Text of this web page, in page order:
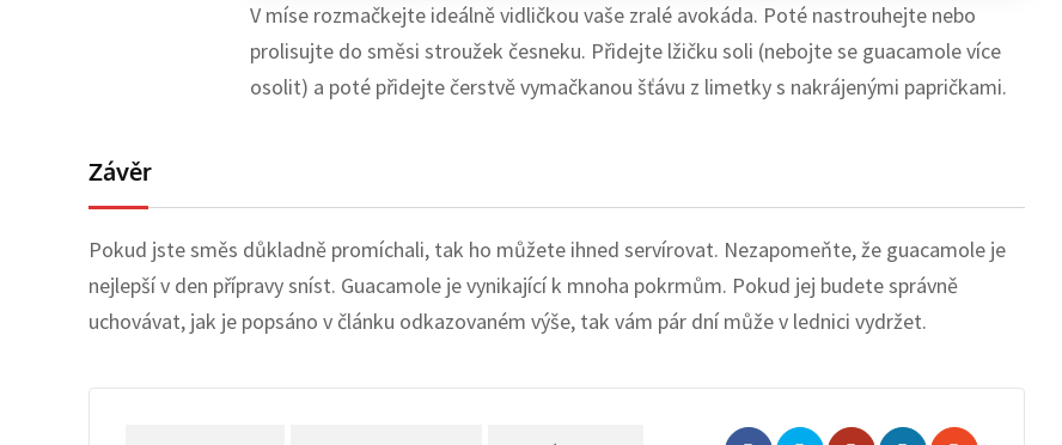
V míse rozmačkejte ideálně vidličkou vaše zralé avokáda. Poté nastrouhejte nebo
prolisujte do směsi stroužek česneku. Přidejte lžičku soli (nebojte se guacamole více
osolit) a poté přidejte čerstvě vymačkanou šťávu z limetky s nakrájenými papričkami.
Závěr
Pokud jste směs důkladně promíchali, tak ho můžete ihned servírovat. Nezapomeňte, že guacamole je
nejlepší v den přípravy sníst. Guacamole je vynikající k mnoha pokrmům. Pokud jej budete správně
uchovávat, jak je popsáno v článku odkazovaném výše, tak vám pár dní může v lednici vydržet.